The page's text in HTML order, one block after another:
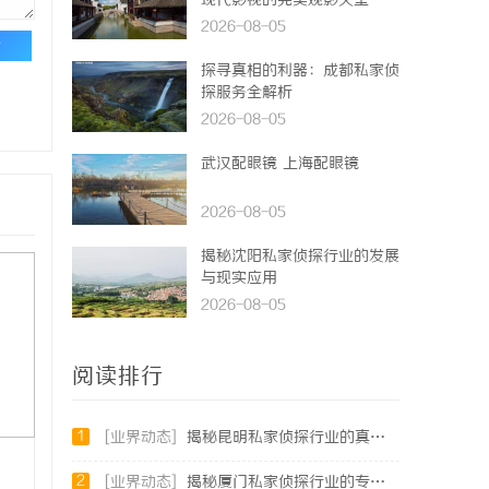
2026-08-05
探寻真相的利器：成都私家侦
探服务全解析
2026-08-05
武汉配眼镜 上海配眼镜
2026-08-05
揭秘沈阳私家侦探行业的发展
与现实应用
2026-08-05
阅读排行
1 [业界动态] 揭秘昆明私家侦探行业的真实面貌与服务价值
2 [业界动态] 揭秘厦门私家侦探行业的专业服务与发展趋势